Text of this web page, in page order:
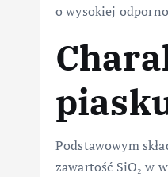
o wysokiej
Podstawowym
zawartość SiO₂ w